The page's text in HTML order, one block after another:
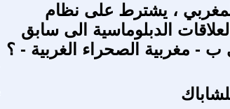
، يشترط على نظام
الدبلوماسية الى سابق
ب - مغربية الصحراء الغربية - ؟